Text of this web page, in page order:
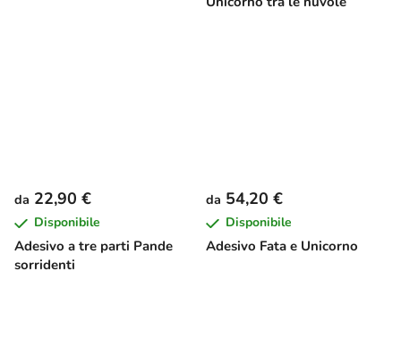
Adesivo a tre parti Pande
sorridenti
da 22,90 €
Disponibile
Adesivo Fata e Unicorno
da 54,20 €
Disponibile